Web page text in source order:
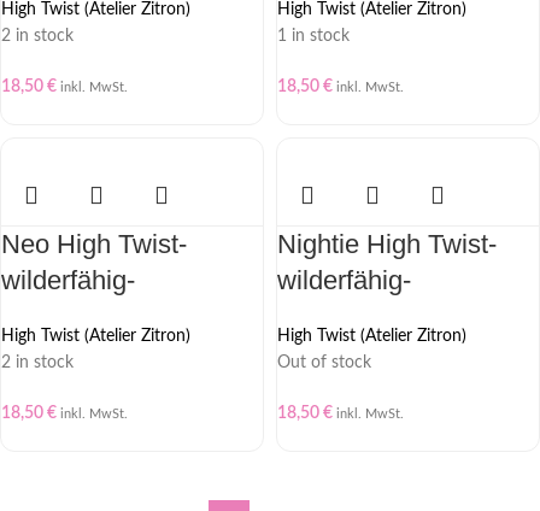
High Twist (Atelier Zitron)
2 in stock
18,50 € inkl. MwSt.
High Twist (Atelier Zitron)
1 in stock
18,50 € inkl. MwSt.
Neo High Twist-
wilderfähig-
High Twist (Atelier Zitron)
2 in stock
18,50 € inkl. MwSt.
Nightie High Twist-
wilderfähig-
High Twist (Atelier Zitron)
Out of stock
18,50 € inkl. MwSt.